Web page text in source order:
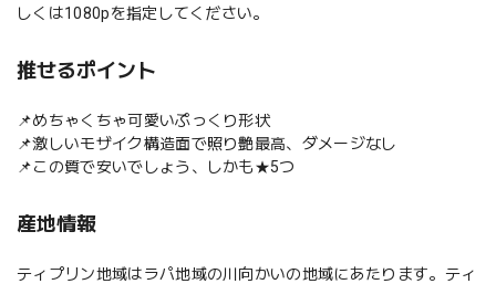
しくは1080pを指定してください。
推せるポイント
📌めちゃくちゃ可愛いぷっくり形状
📌激しいモザイク構造面で照り艶最高、ダメージなし
📌この質で安いでしょう、しかも★5つ
産地情報
ティプリン地域はラパ地域の川向かいの地域にあたります。ティ